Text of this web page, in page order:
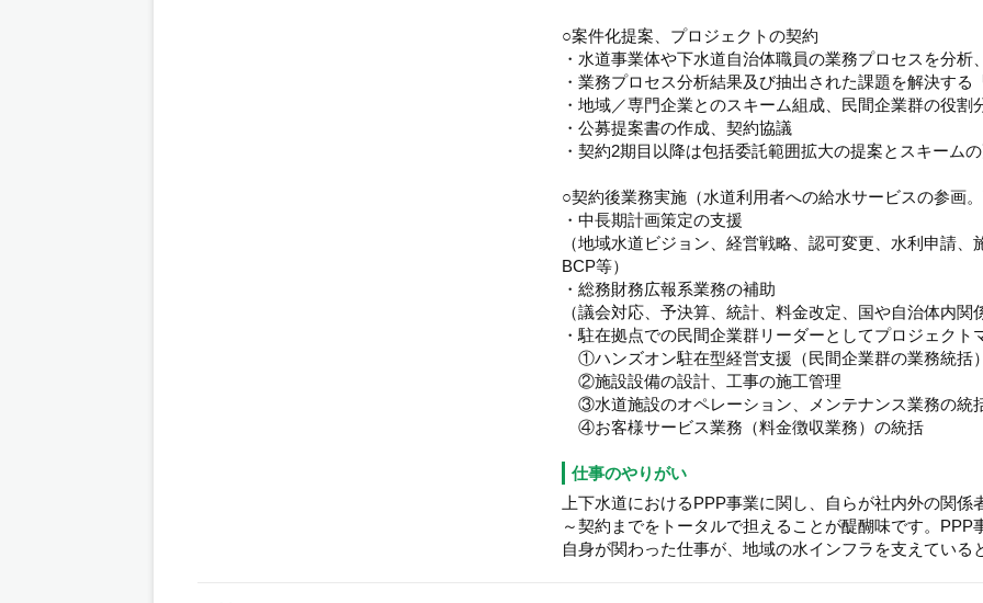
○案件化提案、プロジェクトの契約
・水道事業体や下水道自治体職員の業務プロセスを分析
・業務プロセス分析結果及び抽出された課題を解決する
・地域／専門企業とのスキーム組成、民間企業群の役割
・公募提案書の作成、契約協議
・契約2期目以降は包括委託範囲拡大の提案とスキーム
○契約後業務実施（水道利用者への給水サービスの参画
・中長期計画策定の支援
（地域水道ビジョン、経営戦略、認可変更、水利申請、
BCP等）
・総務財務広報系業務の補助
（議会対応、予決算、統計、料金改定、国や自治体内関
・駐在拠点での民間企業群リーダーとしてプロジェクト
①ハンズオン駐在型経営支援（民間企業群の業務統括）
②施設設備の設計、工事の施工管理
③水道施設のオペレーション、メンテナンス業務の統
④お客様サービス業務（料金徴収業務）の統括
仕事のやりがい
上下水道におけるPPP事業に関し、自らが社内外の関
～契約までをトータルで担えることが醍醐味です。PPP
自身が関わった仕事が、地域の水インフラを支えている